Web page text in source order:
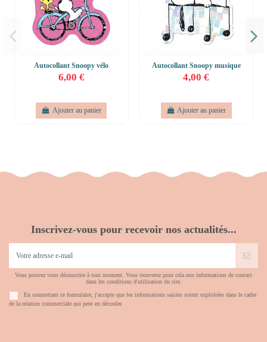
Autocollant Snoopy vélo
6,00 €
Ajouter au panier
Autocollant Snoopy musique
4,00 €
Ajouter au panier
Inscrivez-vous pour recevoir nos actualités...
Vous pouvez vous désinscrire à tout moment. Vous trouverez pour cela nos informations de contact
dans les conditions d'utilisation du site.
En soumettant ce formulaire, j'accepte que les informations saisies soient exploitées dans le cadre
de la relation commerciale qui peut en découler.